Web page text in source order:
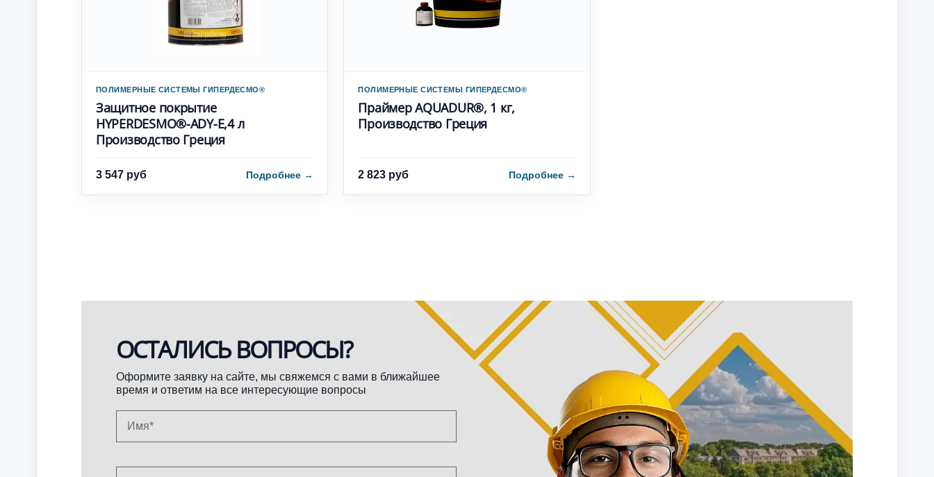
ПОЛИМЕРНЫЕ СИСТЕМЫ ГИПЕРДЕСМО®
Защитное покрытие
HYPERDESMO®-ADY-E,4 л
Производство Греция
3 547 руб Подробнее →
ПОЛИМЕРНЫЕ СИСТЕМЫ ГИПЕРДЕСМО®
Праймер AQUADUR®, 1 кг,
Производство Греция
2 823 руб Подробнее →
ОСТАЛИСЬ ВОПРОСЫ?
Оформите заявку на сайте, мы свяжемся с вами в ближайшее
время и ответим на все интересующие вопросы